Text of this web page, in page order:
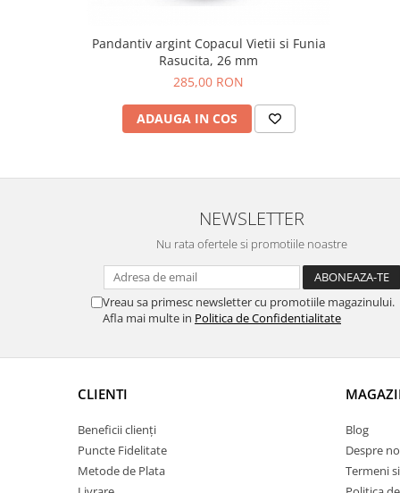
Pandantiv argint Copacul Vietii si Funia
Rasucita, 26 mm
285,00 RON
ADAUGA IN COS
NEWSLETTER
Nu rata ofertele si promotiile noastre
Vreau sa primesc newsletter cu promotiile magazinului.
Afla mai multe in Politica de Confidentialitate
CLIENTI
Beneficii clienți
Puncte Fidelitate
Metode de Plata
Blog
Despre
Termeni